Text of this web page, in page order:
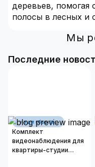
деревьев, помогая
полосы в лесных и
Мы
Последние
наши объекты
Комплект
видеонаблюдения для
квартиры-студии